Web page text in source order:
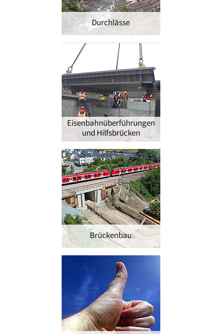
Durchlässe
Eisenbahnüberführungen
und Hilfsbrücken
Brückenbau